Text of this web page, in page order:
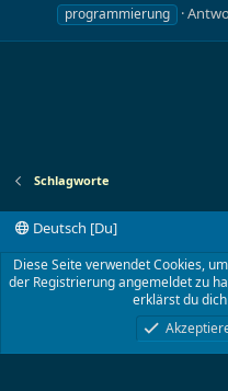
programmierung
Schlagworte
Deutsch [Du]
Kontakt
Hilfe und Impressum
Start
Community platform by XenForo® ©
©2001- 2023 von
Diese Seite verwendet Cookies,
der Registrierung angemeldet zu
erklärst du